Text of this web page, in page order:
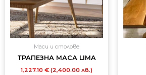
Маси и столове
ТРАПЕЗНА МАСА LIMA
1,227.10 € (2,400.00 лв.)